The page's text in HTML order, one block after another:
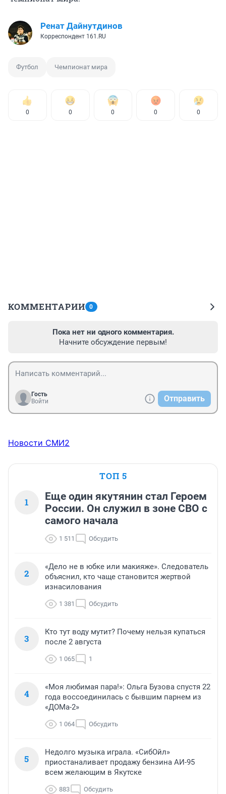
Ренат Дайнутдинов
Корреспондент 161.RU
Футбол Чемпионат мира
0 0 0 0 0
КОММЕНТАРИИ 0
Пока нет ни одного комментария.
Начните обсуждение первым!
Гость
Войти
Отправить
Новости СМИ2
ТОП 5
1
Еще один якутянин стал Героем
России. Он служил в зоне СВО с
самого начала
1 511 Обсудить
2
«Дело не в юбке или макияже». Следователь
объяснил, кто чаще становится жертвой
изнасилования
1 381 Обсудить
3
Кто тут воду мутит? Почему нельзя купаться
после 2 августа
1 065 1
4
«Моя любимая пара!»: Ольга Бузова спустя 22
года воссоединилась с бывшим парнем из
«ДОМа-2»
1 064 Обсудить
5
Недолго музыка играла. «СибОйл»
приостаналивает продажу бензина АИ-95
всем желающим в Якутске
883 Обсудить